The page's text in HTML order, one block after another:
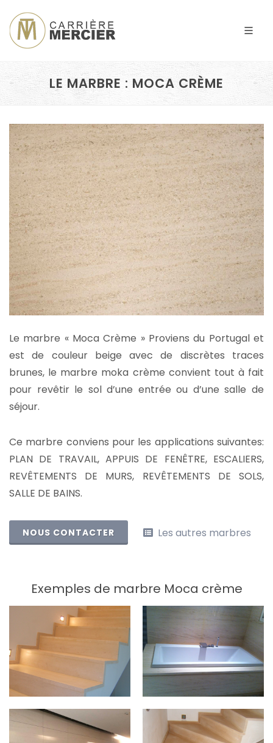
LE MARBRE : MOCA CRÈME
Le marbre « Moca Crème » Proviens du Portugal et
est de couleur beige avec de discrètes traces
brunes, le marbre moka crème convient tout à fait
pour revêtir le sol d’une entrée ou d’une salle de
séjour.
Ce marbre conviens pour les applications suivantes:
PLAN DE TRAVAIL, APPUIS DE FENÊTRE, ESCALIERS,
REVÊTEMENTS DE MURS, REVÊTEMENTS DE SOLS,
SALLE DE BAINS.
NOUS CONTACTER Les autres marbres
Exemples de marbre Moca crème